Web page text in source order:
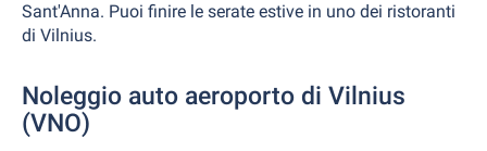
Sant'Anna. Puoi finire le serate estive in uno dei ristoranti
di Vilnius.
Noleggio auto aeroporto di Vilnius
(VNO)